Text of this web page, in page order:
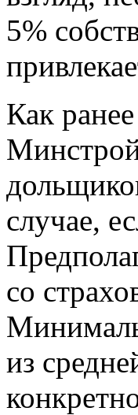
5%
Как
Минстрой
случае,
со
из